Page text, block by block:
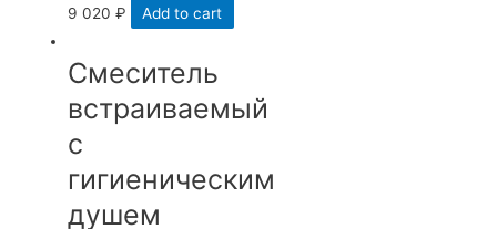
9 020₽ Add to cart
Смеситель
встраиваемый
с
гигиеническим
душем